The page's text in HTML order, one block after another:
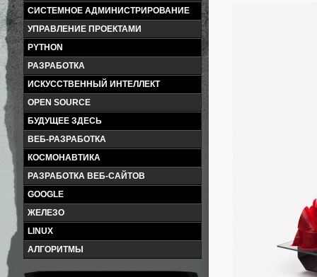
СИСТЕМНОЕ АДМИНИСТРИРОВАНИЕ
УПРАВЛЕНИЕ ПРОЕКТАМИ
PYTHON
РАЗРАБОТКА
ИСКУССТВЕННЫЙ ИНТЕЛЛЕКТ
OPEN SOURCE
БУДУЩЕЕ ЗДЕСЬ
ВЕБ-РАЗРАБОТКА
КОСМОНАВТИКА
РАЗРАБОТКА ВЕБ-САЙТОВ
GOOGLE
ЖЕЛЕЗО
LINUX
АЛГОРИТМЫ